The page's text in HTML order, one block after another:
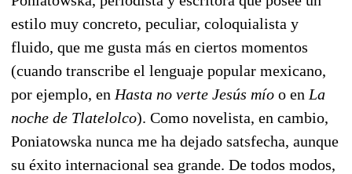
estilo muy concreto, peculiar, coloquialista y
fluido, que me gusta más en ciertos momentos
(cuando transcribe el lenguaje popular mexicano,
por ejemplo, en Hasta no verte Jesús mío o en La
noche de Tlatelolco). Como novelista, en cambio,
Poniatowska nunca me ha dejado satsfecha, aunque
su éxito internacional sea grande. De todos modos,